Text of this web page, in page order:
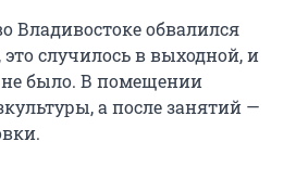
Владивостоке обвалился
случилось в выходной, и
было. В помещении
а после занятий —